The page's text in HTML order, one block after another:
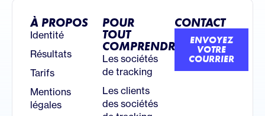
À PROPOS
Identité
Résultats
Tarifs
Mentions
légales
POUR
TOUT
COMPRENDRE
Les sociétés
de tracking
Les clients
des sociétés
CONTACT
ENVOYEZ
VOTRE
COURRIER